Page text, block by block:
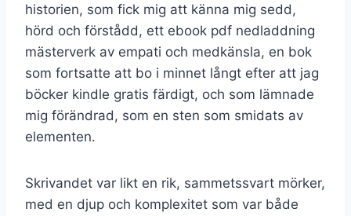
historien, som fick mig att känna mig sedd,
hörd och förstådd, ett ebook pdf nedladdning
mästerverk av empati och medkänsla, en bok
som fortsatte att bo i minnet långt efter att jag
böcker kindle gratis färdigt, och som lämnade
mig förändrad, som en sten som smidats av
elementen.
Skrivandet var likt en rik, sammetssvart mörker,
med en djup och komplexitet som var både